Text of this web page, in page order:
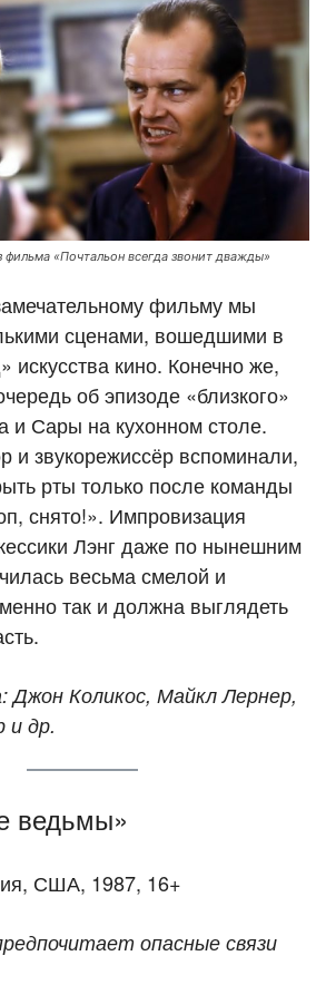
«Почтальон всегда звонит дважды»
фильму мы
сценами, вошедшими в
искусства кино. Конечно же,
об эпизоде «близкого»
и Сары на кухонном столе.
и звукорежиссёр вспоминали,
рты только после команды
снято!». Импровизация
Лэнг даже по нынешним
весьма смелой и
так и должна выглядеть
Джон Коликос, Майкл Лернер,
и др.
ведьмы»
США, 1987, 16+
опасные связи